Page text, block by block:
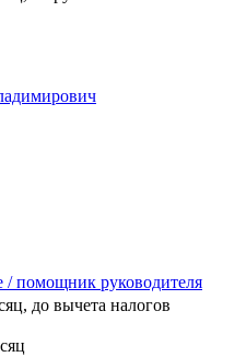
/ помощник руководителя
до вычета налогов